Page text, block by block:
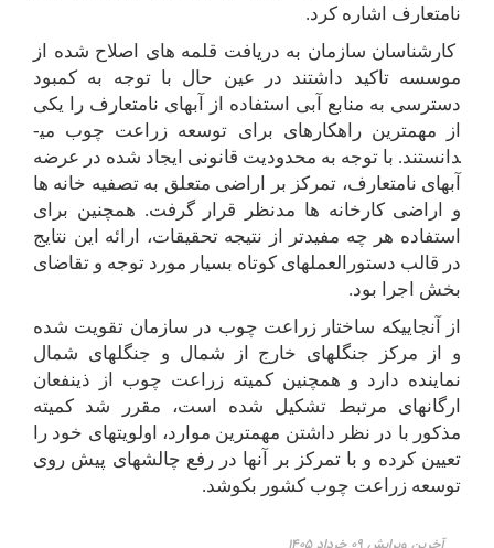
نامتعارف اشاره کرد.
کارشناسان سازمان به دریافت قلمه­ های اصلاح شده از
موسسه تاکید داشتند در عین حال با توجه به کمبود
دسترسی به منابع آبی استفاده از آب­های نامتعارف را یکی
از مهمترین راهکارهای برای توسعه زراعت چوب می­
دانستند. با توجه به محدودیت قانونی ایجاد شده در عرضه
آب­های نامتعارف، تمرکز بر اراضی متعلق به تصفیه ­خانه ­ها
و اراضی کارخانه ­ها مدنظر قرار گرفت. همچنین برای
استفاده هر چه مفیدتر از نتیجه تحقیقات، ارائه این نتایج
در قالب دستورالعمل­های کوتاه بسیار مورد توجه و تقاضای
بخش اجرا بود.
از آنجاییکه ساختار زراعت چوب در سازمان تقویت شده
و از مرکز جنگل­های خارج از شمال و جنگل­های شمال
نماینده دارد و همچنین کمیته زراعت چوب از ذینفعان
ارگان­های مرتبط تشکیل شده است، مقرر شد کمیته
مذکور با در نظر داشتن مهمترین موارد، اولویت­های خود را
تعیین کرده و با تمرکز بر آنها در رفع چالش­های پیش روی
توسعه زراعت چوب کشور بکوشد.